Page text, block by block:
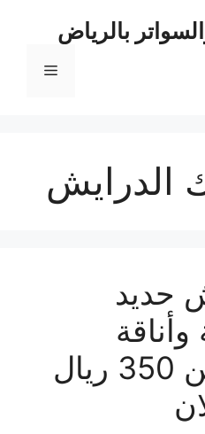
بالرياض
القائمة
الدرايش
حديد
بأسعار تبدأ من 350 ريال